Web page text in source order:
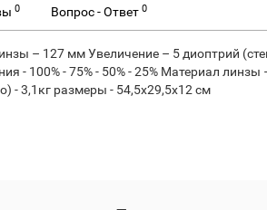
0 Вопрос - Ответ0
– 127 мм Увеличение – 5 диоптрий
- 100% - 75% - 50% - 25% Материал
- 3,1кг размеры - 54,5х29,5х12 см